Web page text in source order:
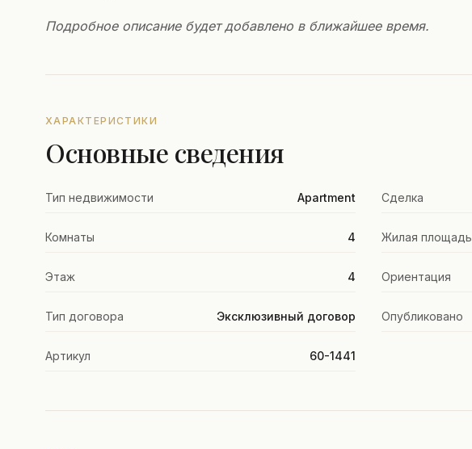
Подробное описание будет добавлено в ближайшее время.
ХАРАКТЕРИСТИКИ
Основные сведения
Тип недвижимости Apartment Сделка
Комнаты 4 Жилая площадь
Этаж 4 Ориентация
Тип договора Эксклюзивный договор Опубликовано
Артикул 60-1441